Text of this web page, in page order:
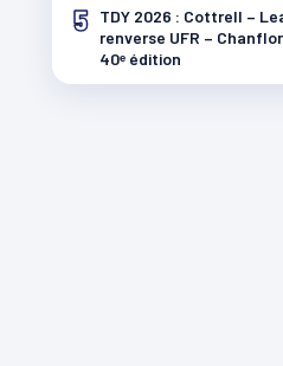
5
TDY 2026 : Cottrell –
renverse UFR –
40ᵉ édition